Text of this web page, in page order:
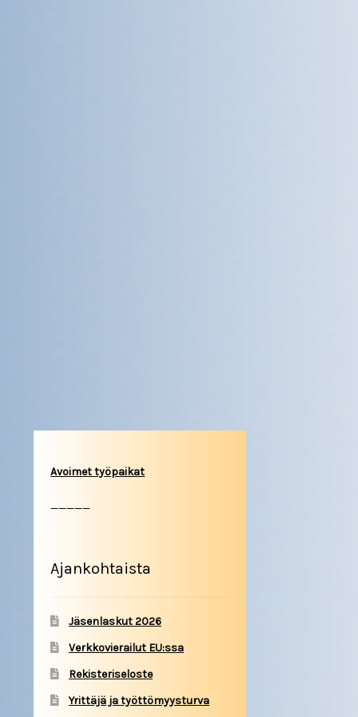
Avoimet työpaikat
_____
Ajankohtaista
Jäsenlaskut 2026
Verkkovierailut EU:ssa
Rekisteriseloste
Yrittäjä ja työttömyysturva